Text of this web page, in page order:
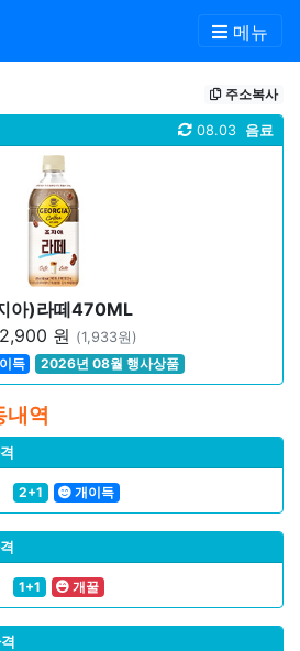
메뉴
주소복사
음료
08.03
아)라떼470ML
2,900 원 (1,933원)
득 2026년 08월 행사상품
내역
2+1 개이득
1+1 개꿀